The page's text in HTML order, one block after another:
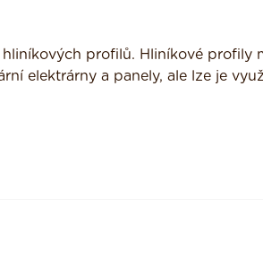
profilů. Hliníkové profily
elektrárny a panely, ale lze je